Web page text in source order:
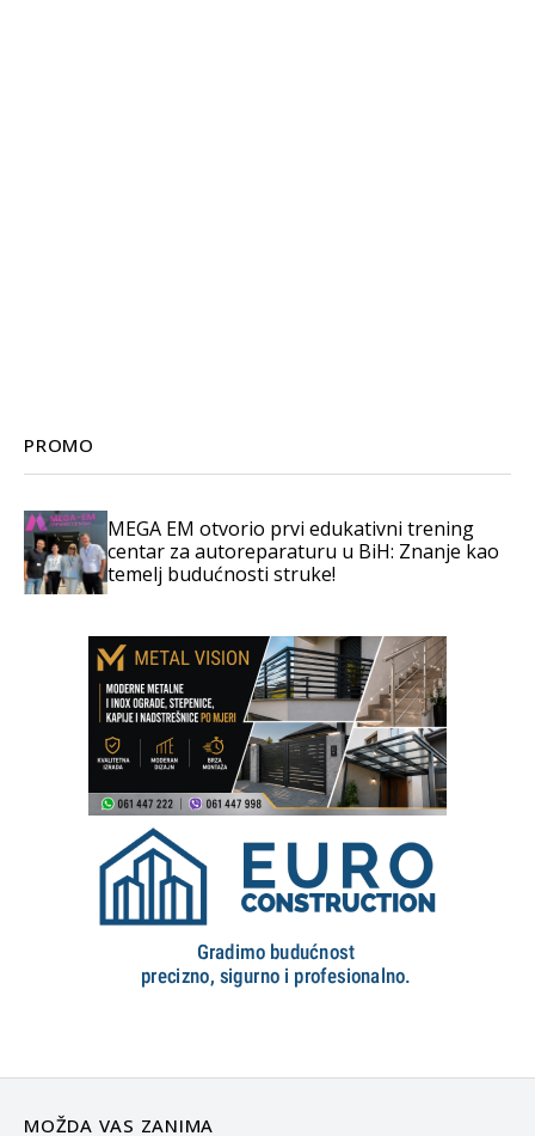
PROMO
MEGA EM otvorio prvi edukativni trening
centar za autoreparaturu u BiH: Znanje kao
temelj budućnosti struke!
MOŽDA VAS ZANIMA